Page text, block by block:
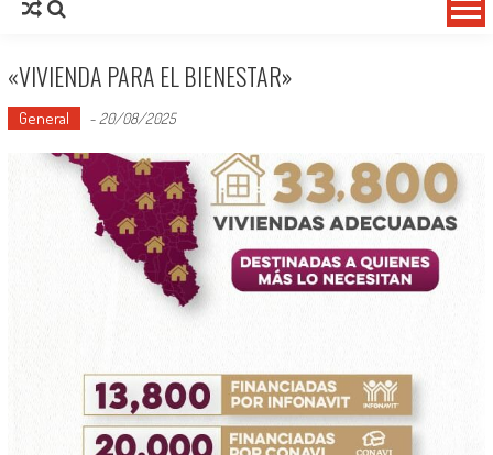
«VIVIENDA PARA EL BIENESTAR»
General - 20/08/2025